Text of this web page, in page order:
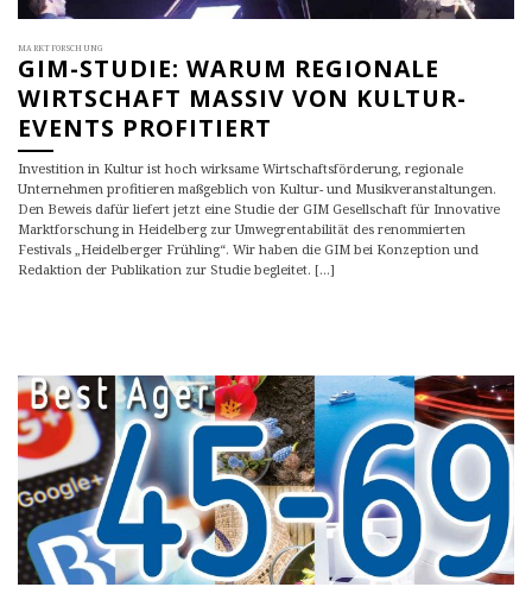
MARKTFORSCHUNG
GIM-STUDIE: WARUM REGIONALE
WIRTSCHAFT MASSIV VON KULTUR-
EVENTS PROFITIERT
Investition in Kultur ist hoch wirksame Wirtschaftsförderung, regionale
Unternehmen profitieren maßgeblich von Kultur- und Musikveranstaltungen.
Den Beweis dafür liefert jetzt eine Studie der GIM Gesellschaft für Innovative
Marktforschung in Heidelberg zur Umwegrentabilität des renommierten
Festivals „Heidelberger Frühling“. Wir haben die GIM bei Konzeption und
Redaktion der Publikation zur Studie begleitet. [...]